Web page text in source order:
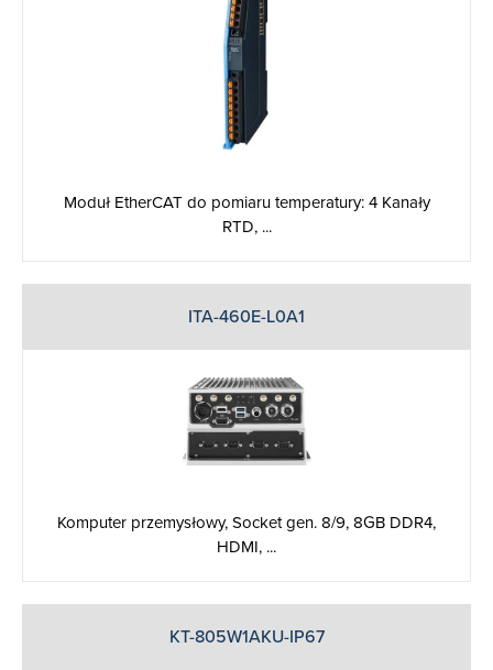
Moduł EtherCAT do pomiaru temperatury: 4 Kanały
RTD, ...
ITA-460E-L0A1
Komputer przemysłowy, Socket gen. 8/9, 8GB DDR4,
HDMI, ...
KT-805W1AKU-IP67